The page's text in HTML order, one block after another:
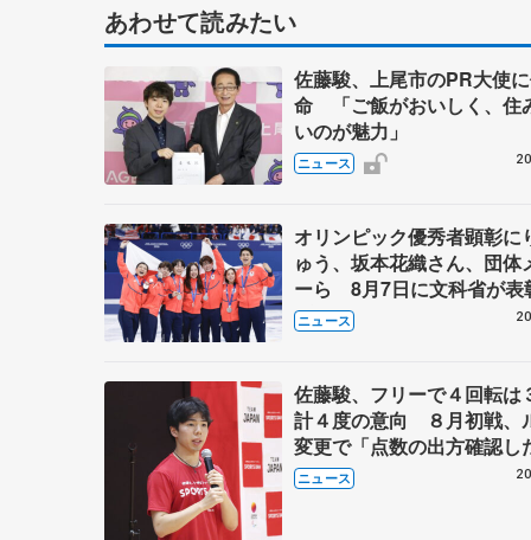
あわせて読みたい
佐藤駿、上尾市のPR大使
命 「ご飯がおいしく、住
いのが魅力」
ニュース
オリンピック優秀者顕彰に
ゅう、坂本花織さん、団体
ーら 8月7日に文科省が表
ブルーノ・マルコット、中
らコーチも
ニュース
佐藤駿、フリーで４回転は
計４度の意向 ８月初戦、
変更で「点数の出方確認し
ニュース